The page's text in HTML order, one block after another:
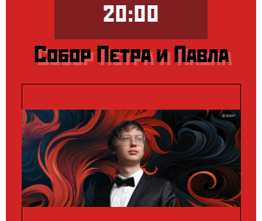
20:00
Собор Петра и Павла